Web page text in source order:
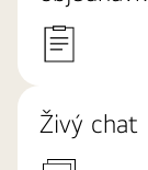
Živý chat